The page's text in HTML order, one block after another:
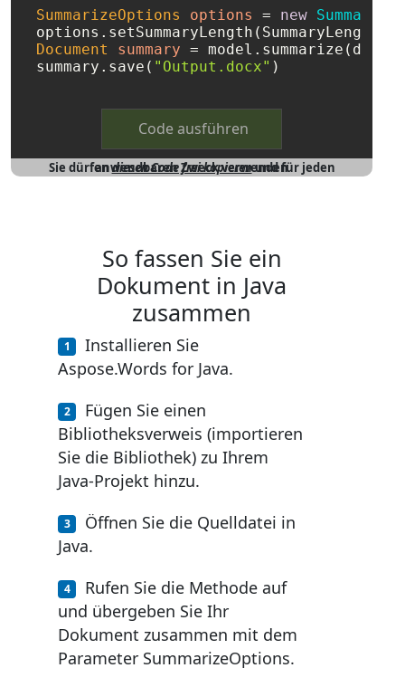
SummarizeOptions
options = new
Document
summary =
summary.save( "Output.docx"
Code ausführen
Sie dürfendiesen Code frei kopieren
und für jeden anwendbaren Zweck verwenden
So fassen Sie ein
Dokument in Java
zusammen
Installieren Sie
Aspose.Words for Java.
Fügen Sie einen
Bibliotheksverweis (importieren
Sie die Bibliothek) zu Ihrem
Java-Projekt hinzu.
Öffnen Sie die Quelldatei in
Java.
Rufen Sie die Methode auf
und übergeben Sie Ihr
Dokument zusammen mit dem
Parameter SummarizeOptions.